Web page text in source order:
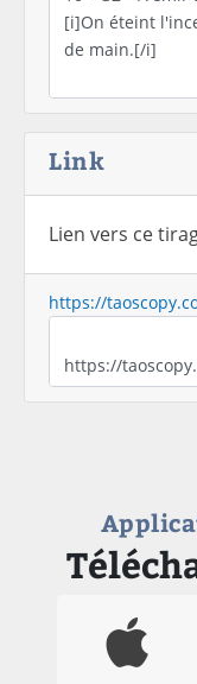
Link
Lien vers ce
https://